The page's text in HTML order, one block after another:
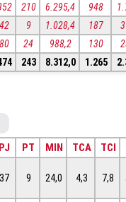
210 6.295,4 948
42 9 1.028,4 187
80 24 988,2 130
243 8.312,0 1.265
PJ PT MIN TCA TCI
37 9 24,0 4,3 7,8